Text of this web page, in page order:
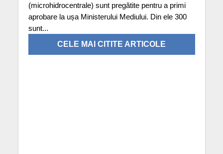
(microhidrocentrale) sunt pregătite pentru a primi
aprobare la ușa Ministerului Mediului. Din ele 300
sunt...
CELE MAI CITITE ARTICOLE